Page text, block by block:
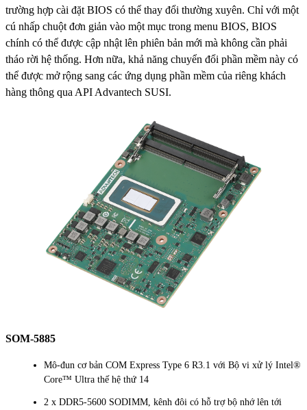
trường hợp cài đặt BIOS có thể thay đổi thường xuyên. Chỉ với một
cú nhấp chuột đơn giản vào một mục trong menu BIOS, BIOS
chính có thể được cập nhật lên phiên bản mới mà không cần phải
tháo rời hệ thống. Hơn nữa, khả năng chuyển đổi phần mềm này có
thể được mở rộng sang các ứng dụng phần mềm của riêng khách
hàng thông qua API Advantech SUSI.
SOM-5885
Mô-đun cơ bản COM Express Type 6 R3.1 với Bộ vi xử lý Intel®
Core™ Ultra thế hệ thứ 14
2 x DDR5-5600 SODIMM, kênh đôi có hỗ trợ bộ nhớ lên tới